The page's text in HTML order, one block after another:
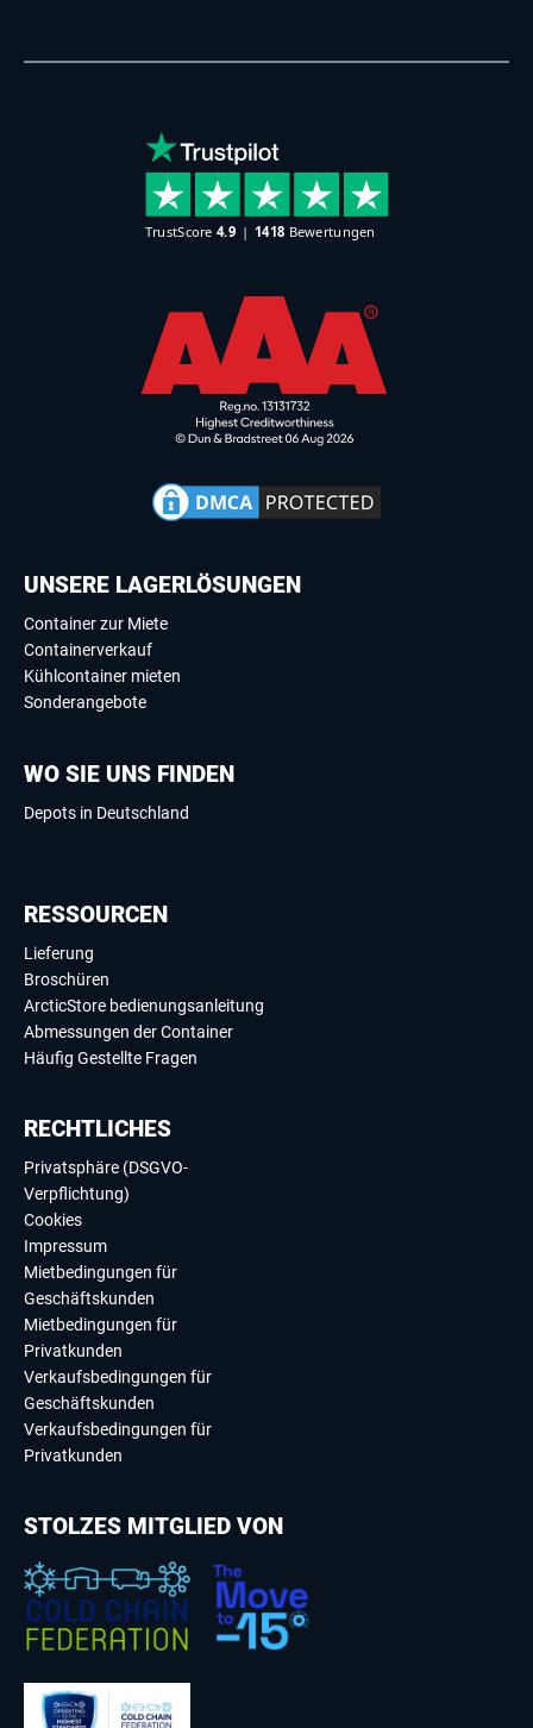
UNSERE LAGERLÖSUNGEN
Container zur Miete
Containerverkauf
Kühlcontainer mieten
Sonderangebote
WO SIE UNS FINDEN
Depots in Deutschland
RESSOURCEN
Lieferung
Broschüren
ArcticStore bedienungsanleitung
Abmessungen der Container
Häufig Gestellte Fragen
RECHTLICHES
Privatsphäre (DSGVO-
Verpflichtung)
Cookies
Impressum
Mietbedingungen für
Geschäftskunden
Mietbedingungen für
Privatkunden
Verkaufsbedingungen für
Geschäftskunden
Verkaufsbedingungen für
Privatkunden
STOLZES MITGLIED VON